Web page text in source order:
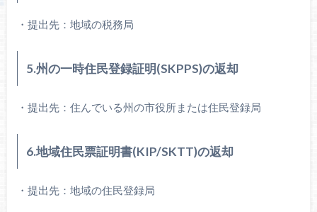
・提出先：地域の税務局
5.州の一時住民登録証明(SKPPS)の返却
・提出先：住んでいる州の市役所または住民登録局
6.地域住民票証明書(KIP/SKTT)の返却
・提出先：地域の住民登録局